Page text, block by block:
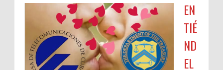
EN
TIÉ
ND
EL